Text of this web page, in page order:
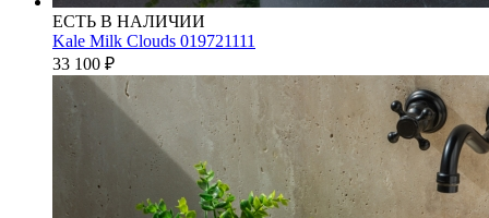
ЕСТЬ В НАЛИЧИИ
Kale Milk Clouds 019721111
33 100 ₽